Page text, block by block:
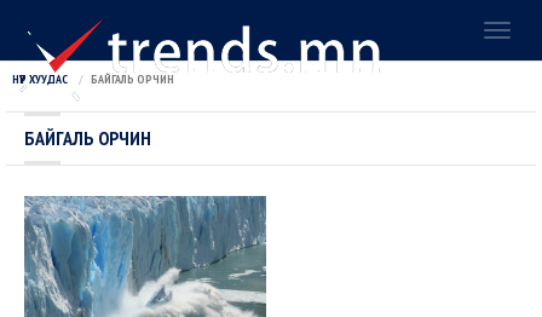
НҮҮР ХУУДАС БАЙГАЛЬ ОРЧИН
БАЙГАЛЬ ОРЧИН